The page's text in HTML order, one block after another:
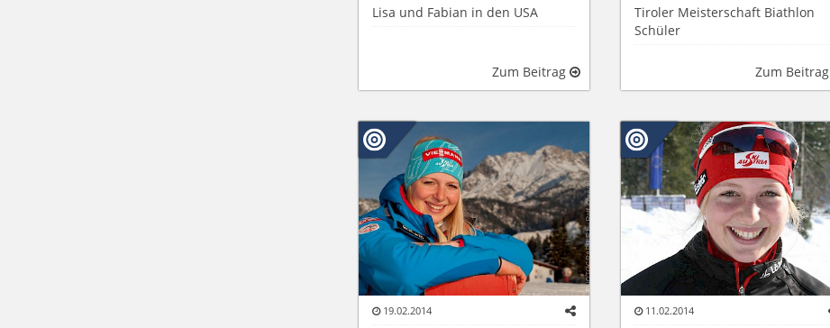
Lisa und Fabian in den USA
Zum Beitrag
Tiroler Meisterschaft Biathlon
Schüler
Zum Beitrag
19.02.2014 11.02.2014